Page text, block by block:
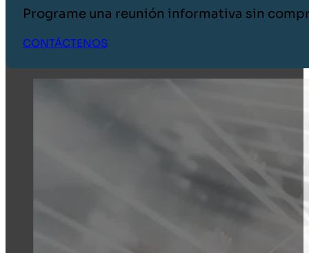
Programe una reunión informativa sin
CONTÁCTENOS